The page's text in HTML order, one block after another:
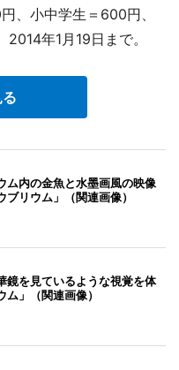
、小中学生＝600円、
年1月19日まで。
ム内の金魚と水墨画風の映像
リウム」（関連画像）
鏡を見ているような視覚を体
」（関連画像）